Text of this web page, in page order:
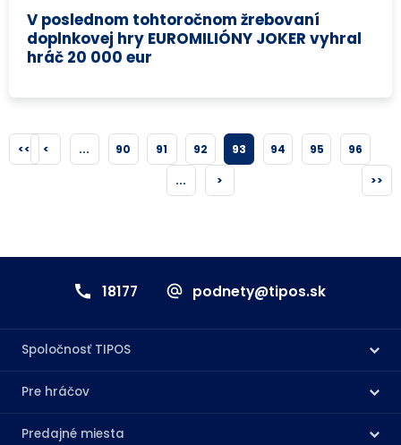
V poslednom tohtoročnom žrebovaní
doplnkovej hry EUROMILIÓNY JOKER vyhral
hráč 20 000 eur
<< < ... 90 91 92 93 94 95 96
... > >>
18177 podnety@tipos.sk
Spoločnosť TIPOS
Pre hráčov
Predajné miesta